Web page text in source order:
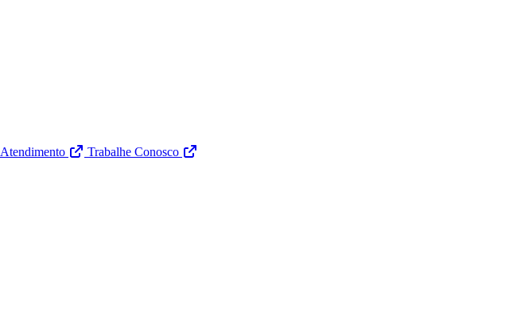
Atendimento Trabalhe Conosco